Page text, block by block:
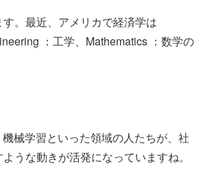
。最近、アメリカで経済学は
：工学、Mathematics ：数学の
械学習といった領域の人たちが、社
うな動きが活発になっていますね。